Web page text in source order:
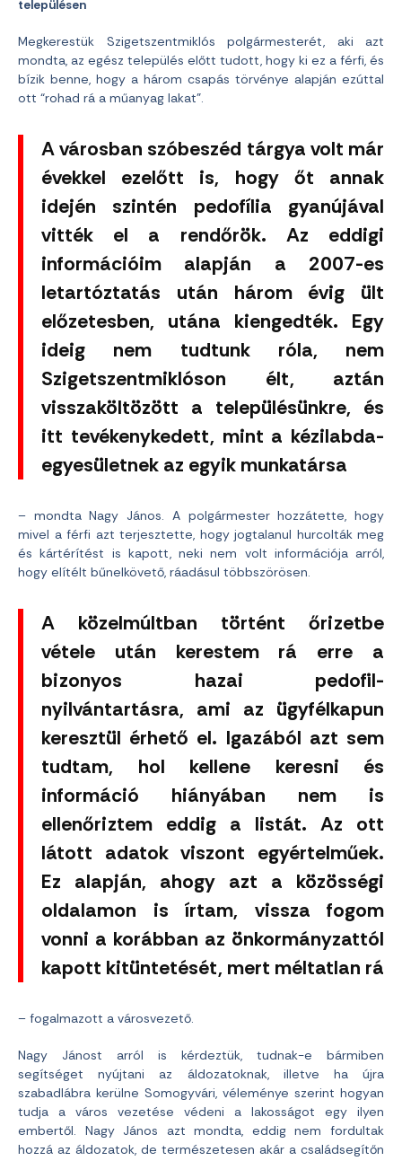
településen
Megkerestük Szigetszentmiklós polgármesterét, aki azt
mondta, az egész település előtt tudott, hogy ki ez a férfi, és
bízik benne, hogy a három csapás törvénye alapján ezúttal
ott “rohad rá a műanyag lakat”.
A városban szóbeszéd tárgya volt már
évekkel ezelőtt is, hogy őt annak
idején szintén pedofília gyanújával
vitték el a rendőrök. Az eddigi
információim alapján a 2007-es
letartóztatás után három évig ült
előzetesben, utána kiengedték. Egy
ideig nem tudtunk róla, nem
Szigetszentmiklóson élt, aztán
visszaköltözött a településünkre, és
itt tevékenykedett, mint a kézilabda-
egyesületnek az egyik munkatársa
– mondta Nagy János. A polgármester hozzátette, hogy
mivel a férfi azt terjesztette, hogy jogtalanul hurcolták meg
és kártérítést is kapott, neki nem volt információja arról,
hogy elítélt bűnelkövető, ráadásul többszörösen.
A közelmúltban történt őrizetbe
vétele után kerestem rá erre a
bizonyos hazai pedofil-
nyilvántartásra, ami az ügyfélkapun
keresztül érhető el. Igazából azt sem
tudtam, hol kellene keresni és
információ hiányában nem is
ellenőriztem eddig a listát. Az ott
látott adatok viszont egyértelműek.
Ez alapján, ahogy azt a közösségi
oldalamon is írtam, vissza fogom
vonni a korábban az önkormányzattól
kapott kitüntetését, mert méltatlan rá
– fogalmazott a városvezető.
Nagy Jánost arról is kérdeztük, tudnak-e bármiben
segítséget nyújtani az áldozatoknak, illetve ha újra
szabadlábra kerülne Somogyvári, véleménye szerint hogyan
tudja a város vezetése védeni a lakosságot egy ilyen
embertől. Nagy János azt mondta, eddig nem fordultak
hozzá az áldozatok, de természetesen akár a családsegítőn